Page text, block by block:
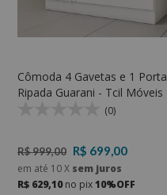
Cômoda 4 Gavetas e 1 Porta
Ripada Guarani - Tcil Móveis
(0)
R$ 999,00 R$ 699,00
em até 10X sem juros
R$ 629,10no pix10%OFF